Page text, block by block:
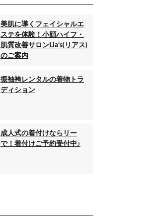
美肌に導くフェイシャルエ
ステを体験！小顔ハイフ・
肌質改善サロンLia’s(リアス)
のご案内
振袖袴レンタルの着物トラ
ディション
成人式の着付けならリー
で！着付けご予約受付中♪